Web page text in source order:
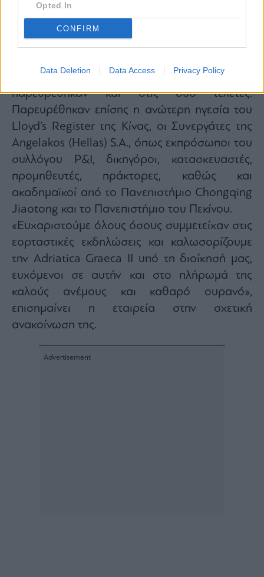
Opted In
CONFIRM
Data Deletion Data Access Privacy Policy
και ανώτερα στελέχη του ναυπηγείου
παρευρέθηκαν και στις δύο τελετές.
Παρευρέθηκαν επίσης η ανώτερη ηγεσία του
Lloyd’s Register της Κίνας, οι Συνεργάτες της
Angelakos (Hellas) S.A., όπως εκπρόσωποι του
συλλόγου P&I, δικηγόροι, κατασκευαστές,
προμηθευτές, πράκτορες, καθώς και
ακαδημαϊκοί από το Πανεπιστήμιο Chongqing
Jiaotong και το Πανεπιστήμιο του Πεκίνου.
«Ευχαριστούμε όλους όσους συμμετείχαν στις
εορταστικές εκδηλώσεις και καλωσορίζουμε
την Adriatica Graeca II υπό τη διοίκησή μας,
ευχόμενοι σε αυτήν και στο πλήρωμά της
καλούς ανέμους και καθαρό ουρανό»,
επισημαίνει η εταιρεία στην σχετική
ανακοίνωση της.